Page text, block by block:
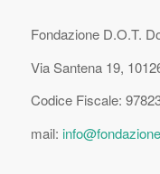
Fondazione D.O.T.
Via Santena 19,
Codice Fiscale:
mail: